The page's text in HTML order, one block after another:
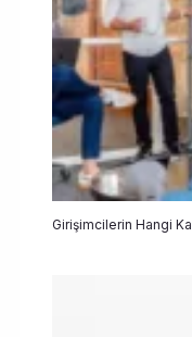
Girişimcilerin Hangi